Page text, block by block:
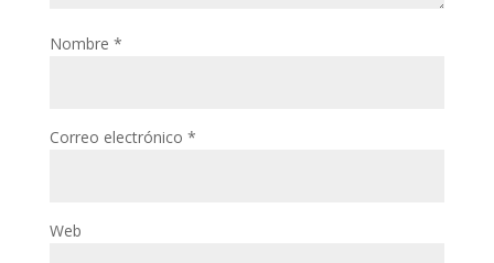
Nombre *
Correo electrónico *
Web